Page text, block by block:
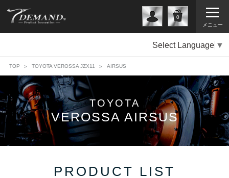
メニュー
0
Select Language ▼
TOP TOYOTA VEROSSA JZX11 AIRSUS
TOYOTA
VEROSSA AIRSUS
PRODUCT LIST